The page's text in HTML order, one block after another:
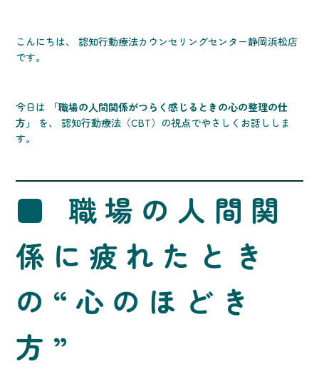
こんにちは、 認知行動療法カウンセリングセンター静岡浜松店
です。
今日は
「職場の人間関係がつらく感じるときの心の整理の仕
方」
を、 認知行動療法（CBT）の視点でやさしくお話ししま
す。
■ 職場の人間関
係に疲れたとき
の“心のほどき
方”